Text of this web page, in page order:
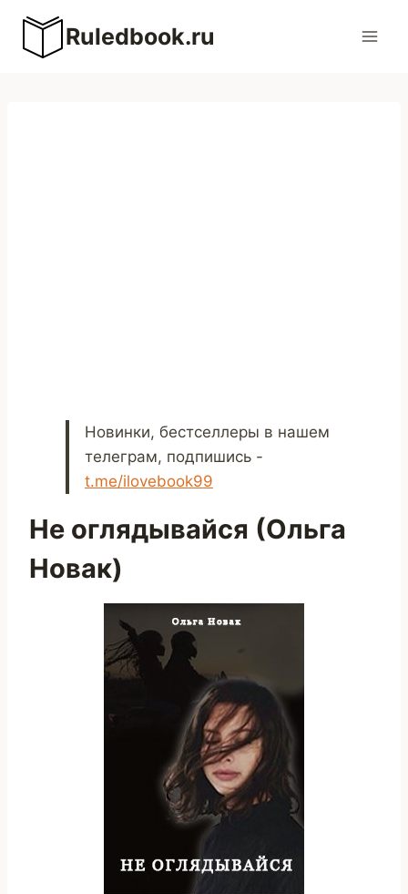
Перейти
содержимому
Ruledbook.ru
Новинки, бестселлеры в нашем
телеграм, подпишись -
t.me/ilovebook99
Не оглядывайся (Ольга
Новак)